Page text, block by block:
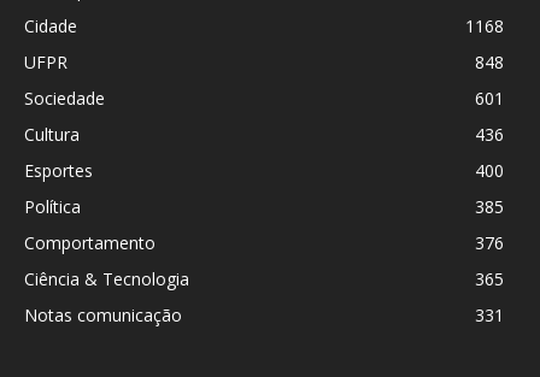
Cidade
1168
UFPR
848
Sociedade
601
Cultura
436
Esportes
400
Política
385
Comportamento
376
Ciência & Tecnologia
365
Notas comunicação
331